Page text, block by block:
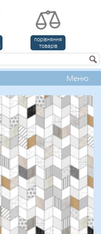
порівняння
товарів
Меню